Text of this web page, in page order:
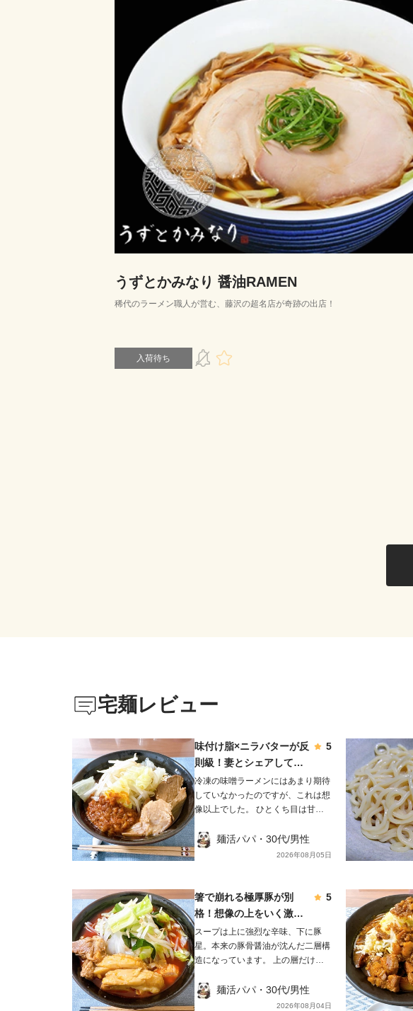
うずとかみなり 醤油RAMEN
稀代のラーメン職人が営む、藤沢の超名店が奇跡の出店！
入荷待ち
宅麺レビュー
味付け脂×ニラバターが反
則級！妻とシェアして最
後は完飲しました✨
5
冷凍の味噌ラーメンにはあまり期待
していなかったのですが、これは想
像以上でした。 ひとくち目は甘め
を追ってきます。レンゲを底に沈め
てから引き上げると、コクと旨味が
がら噛むとワシワシ。太いぶんスー
プをしっかり持ち上げてくれます。
チャーシューは豚ウデ肉で、見た目
は硬そうなのに食べるとホロホロ。
それでいて肉感はしっかり残ってい
て満足感がありました😃 麺は茹で
るので、妻とシェアしてちょうどい
い量。 もやしとニンニクを用意し
麺活パパ・30代/男性
2026年08月05日
箸で崩れる極厚豚が別
格！想像の上をいく激辛
だけど溶き卵で完食でき
ました✨
5
スープは上に強烈な辛味、下に豚
星。本来の豚骨醤油が沈んだ二層構
造になっています。 上の層だけを
底から一度しっかり混ぜて飲むと、
辛さの後にコクと旨味が追いかけて
麺活パパ・30代/男性
2026年08月04日